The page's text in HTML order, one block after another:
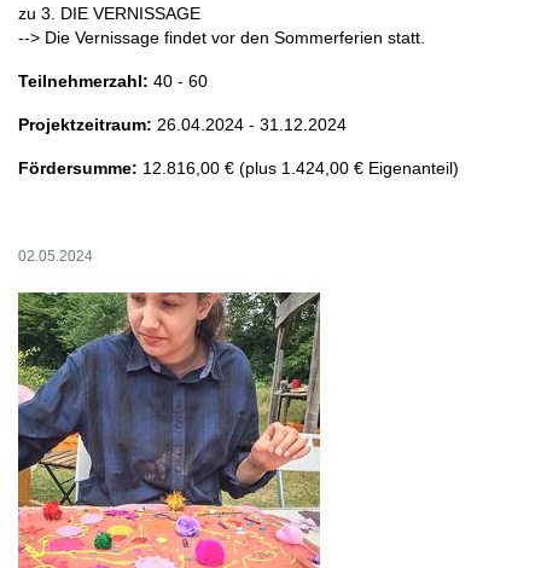
zu 3. DIE VERNISSAGE
--> Die Vernissage findet vor den Sommerferien statt.
Teilnehmerzahl: 40 - 60
Projektzeitraum: 26.04.2024 - 31.12.2024
Fördersumme: 12.816,00 € (plus 1.424,00 € Eigenanteil)
02.05.2024